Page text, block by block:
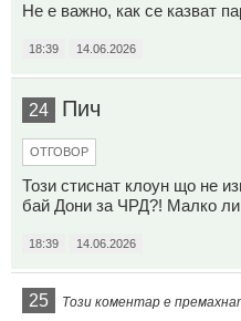
Не е важно, как се казват
18:39 14.06.2026
24 Пич
ОТГОВОР
Този стиснат клоун що не
бай Дони за ЧРД?! Малко ли
18:39 14.06.2026
25 Този коментар е